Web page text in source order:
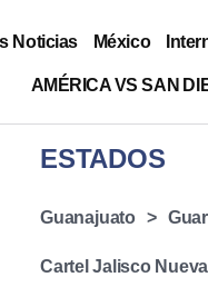
Noticias México
AMÉRICA VS SAN
ESTADOS
Guanajuato
Cartel Jalisco